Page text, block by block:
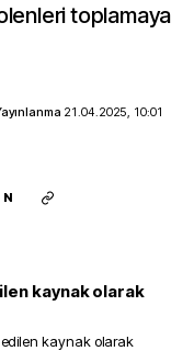
toplamaya
21.04.2025, 10:01
N
kaynak olarak
kaynak olarak